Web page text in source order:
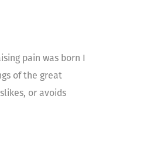
pain was born I
of the great
or avoids